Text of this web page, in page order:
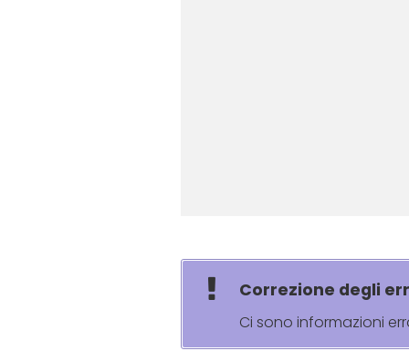
Correzione degli
Ci sono informazioni